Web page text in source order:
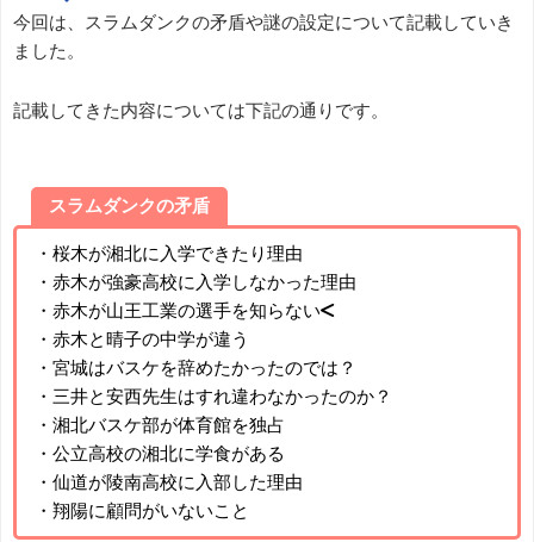
今回は、スラムダンクの矛盾や謎の設定について記載していき
ました。
記載してきた内容については下記の通りです。
スラムダンクの矛盾
・桜木が湘北に入学できたり理由
・赤木が強豪高校に入学しなかった理由
・赤木が山王工業の選手を知らない<
・赤木と晴子の中学が違う
・宮城はバスケを辞めたかったのでは？
・三井と安西先生はすれ違わなかったのか？
・湘北バスケ部が体育館を独占
・公立高校の湘北に学食がある
・仙道が陵南高校に入部した理由
・翔陽に顧問がいないこと